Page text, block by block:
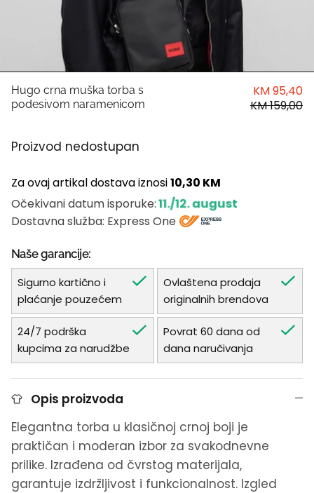
Antony Morato
LIU JO
Harvard
Hugo crna muška torba s
podesivom naramenicom
KM 95,40
KM 159,00
Proizvod nedostupan
Za ovaj artikal dostava iznosi10,30 KM
Očekivani datum isporuke: 11./12. august
Dostavna služba: Express One
Naše garancije:
Sigurno kartično i
plaćanje pouzećem
Ovlaštena prodaja
originalnih brendova
24/7 podrška
kupcima za narudžbe
Povrat 60 dana od
dana naručivanja
Opis proizvoda
Elegantna torba u klasičnoj crnoj boji je
praktičan i moderan izbor za svakodnevne
prilike. Izrađena od čvrstog materijala,
garantuje izdržljivost i funkcionalnost. Izgled